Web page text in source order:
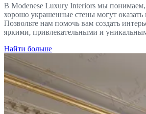
В Modenese Luxury Interiors мы понимаем,
хорошо украшенные стены могут оказать
Позвольте нам помочь вам создать
яркими, привлекательными и
Найти больше